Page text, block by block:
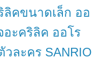
คขนาดเล็ก ออ
อะคริลิค ออโร
วละคร SANRIO